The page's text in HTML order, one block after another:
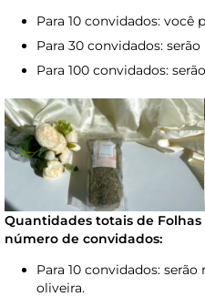
Para 10 convidados: você
Para 30 convidados:
Para 100 convidados:
Quantidades totais de
número de convidados:
Para 10 convidados:
oliveira.